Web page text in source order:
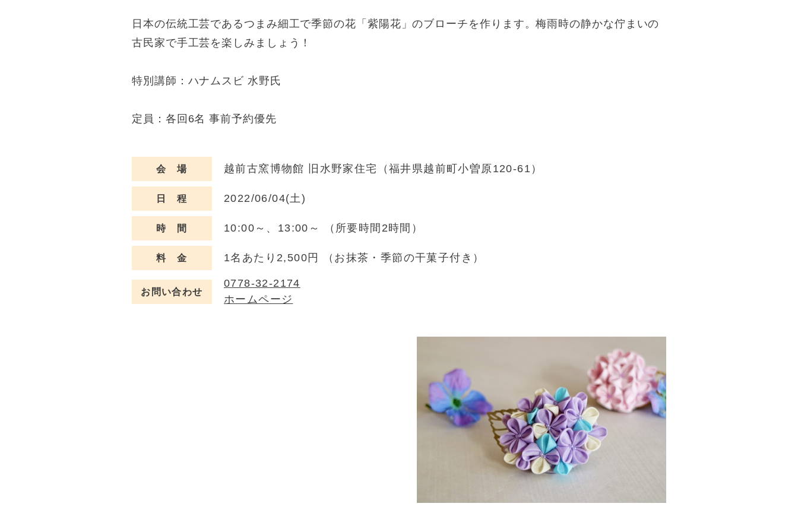
日本の伝統工芸であるつまみ細工で季節の花「紫陽花」のブローチを作ります。梅雨時の静かな佇まいの
古民家で手工芸を楽しみましょう！
特別講師：ハナムスビ 水野氏
定員：各回6名 事前予約優先
会 場 越前古窯博物館 旧水野家住宅（福井県越前町小曽原120-61）
日 程 2022/06/04(土)
時 間 10:00～、13:00～ （所要時間2時間）
料 金 1名あたり2,500円 （お抹茶・季節の干菓子付き）
お問い合わせ
0778-32-2174
ホームページ